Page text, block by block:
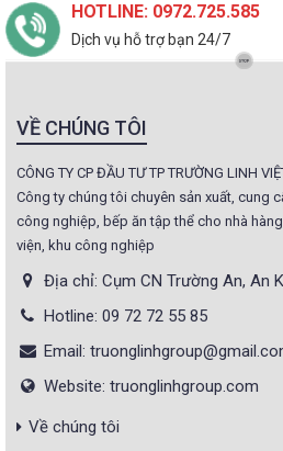
HOTLINE: 0972.725.585
Dịch vụ hỗ trợ bạn 24/7
VỀ CHÚNG TÔI
CÔNG TY CP ĐẦU TƯ TP TRƯỜNG LINH
Công ty chúng tôi chuyên sản xuất, cung
công nghiệp, bếp ăn tập thể cho nhà
viện, khu công nghiệp
Địa chỉ: Cụm CN Trường An, An
Hotline: 09 72 72 55 85
Email:
Website: truonglinhgroup.com
Về chúng tôi